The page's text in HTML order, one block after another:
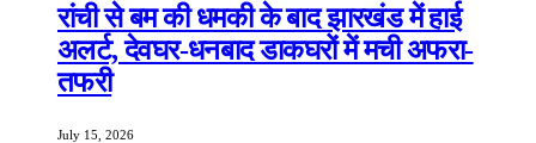
रांची से बम की धमकी के बाद झारखंड में हाई
अलर्ट, देवघर-धनबाद डाकघरों में मची अफरा-
तफरी
July 15, 2026